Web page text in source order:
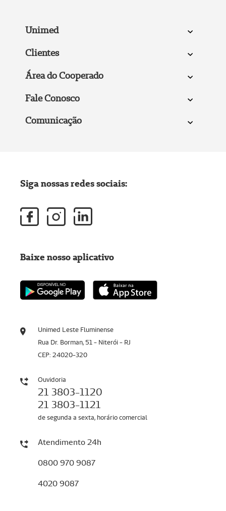
Unimed
Clientes
Área do Cooperado
Fale Conosco
Comunicação
Unimed Leste Fluminense
Rua Dr. Borman, 51 - Niterói - RJ
CEP: 24020-320
Ouvidoria
21 3803-1120
21 3803-1121
de segunda a sexta, horário comercial
Atendimento 24h
0800 970 9087
4020 9087
Siga nossas redes sociais:
Baixe nosso aplicativo